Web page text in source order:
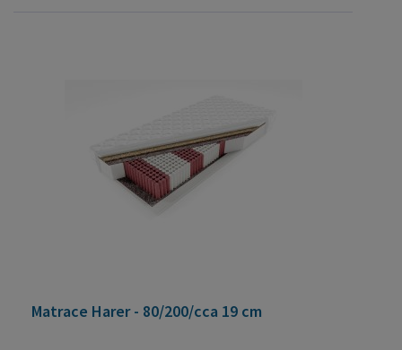
Matrace Harer - 80/200/cca 19 cm